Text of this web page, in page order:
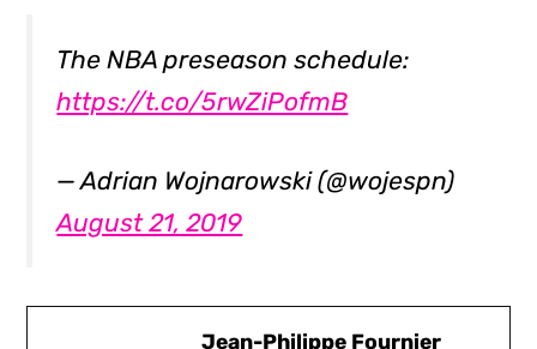
The NBA preseason schedule:
https://t.co/5rwZiPofmB
— Adrian Wojnarowski (@wojespn)
August 21, 2019
Jean-Philippe Fournier